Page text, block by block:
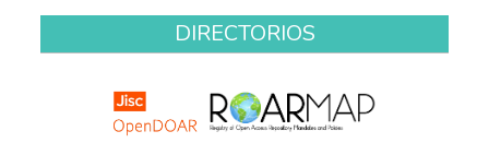
DIRECTORIOS